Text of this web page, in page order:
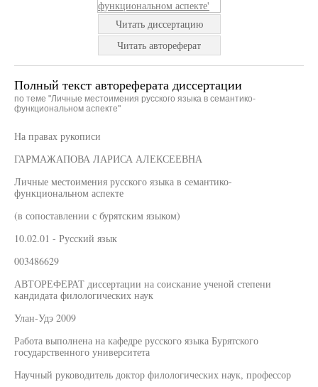
Читать диссертацию
Читать автореферат
Полный текст автореферата диссертации
по теме "Личные местоимения русского языка в семантико-
функциональном аспекте"
На правах рукописи
ГАРМАЖАПОВА ЛАРИСА АЛЕКСЕЕВНА
Личные местоимения русского языка в семантико-
функциональном аспекте
(в сопоставлении с бурятским языком)
10.02.01 - Русский язык
003486629
АВТОРЕФЕРАТ диссертации на соискание ученой степени
кандидата филологических наук
Улан-Удэ 2009
Работа выполнена на кафедре русского языка Бурятского
государственного университета
Научный руководитель доктор филологических наук, профессор